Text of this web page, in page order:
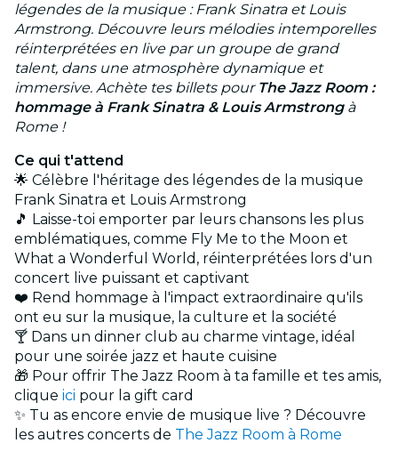
légendes de la musique : Frank Sinatra et Louis
Armstrong. Découvre leurs mélodies intemporelles
réinterprétées en live par un groupe de grand
talent, dans une atmosphère dynamique et
immersive. Achète tes billets pour The Jazz Room :
hommage à Frank Sinatra & Louis Armstrongà
Rome !
Ce qui t'attend
🌟 Célèbre l'héritage des légendes de la musique
Frank Sinatra et Louis Armstrong
🎵 Laisse-toi emporter par leurs chansons les plus
emblématiques, comme Fly Me to the Moon et
What a Wonderful World, réinterprétées lors d'un
concert live puissant et captivant
❤️ Rend hommage à l'impact extraordinaire qu'ils
ont eu sur la musique, la culture et la société
🍸 Dans un dinner club au charme vintage, idéal
pour une soirée jazz et haute cuisine
🎁 Pour offrir The Jazz Room à ta famille et tes amis,
clique ici pour la gift card
✨ Tu as encore envie de musique live ? Découvre
les autres concerts de The Jazz Room à Rome